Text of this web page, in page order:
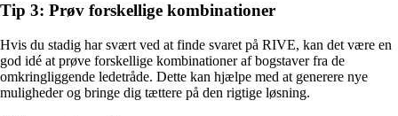
Tip 3: Prøv forskellige kombinationer
Hvis du stadig har svært ved at finde svaret på RIVE, kan det være en
god idé at prøve forskellige kombinationer af bogstaver fra de
omkringliggende ledetråde. Dette kan hjælpe med at generere nye
muligheder og bringe dig tættere på den rigtige løsning.